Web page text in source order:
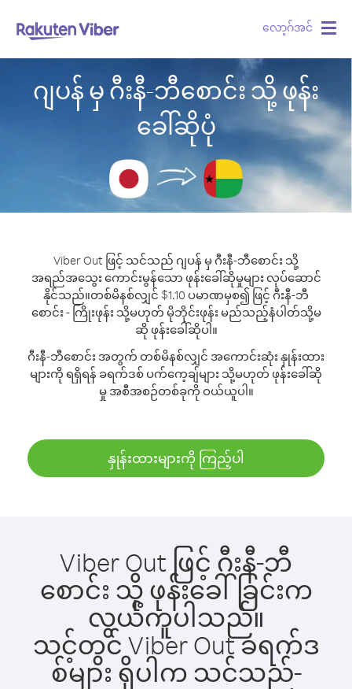
လော့ဂ်အင်
ဂျပန် မှ ဂီးနီ-ဘီစောင်း သို့ ဖုန်း
ခေါ်ဆိုပုံ
Viber Out ဖြင့် သင်သည် ဂျပန် မှ ဂီးနီ-ဘီစောင်း သို့
အရည်အသွေး ကောင်းမွန်သော ဖုန်းခေါ်ဆိုမှုများ လုပ်ဆောင်
နိုင်သည်။တစ်မိနစ်လျှင် $1.10 ပမာဏမှစ၍ ဖြင့် ဂီးနီ-ဘီ
စောင်း - ကြိုးဖုန်း သို့မဟုတ် မိုဘိုင်းဖုန်း မည်သည့်နံပါတ်သို့မ
ဆို ဖုန်းခေါ်ဆိုပါ။
ဂီးနီ-ဘီစောင်း အတွက် တစ်မိနစ်လျှင် အကောင်းဆုံး နှုန်းထား
များကို ရရှိရန် ခရက်ဒစ် ပက်ကေ့ချ်များ သို့မဟုတ် ဖုန်းခေါ်ဆို
မှု အစီအစဉ်တစ်ခုကို ဝယ်ယူပါ။
နှုန်းထားများကို ကြည့်ပါ
Viber Out ဖြင့် ဂီးနီ-ဘီ
စောင်း သို့ ဖုန်းခေါ်ခြင်းက
လွယ်ကူပါသည်။
သင့်တွင် Viber Out ခရက်ဒ
စ်များ ရှိပါက သင်သည်-